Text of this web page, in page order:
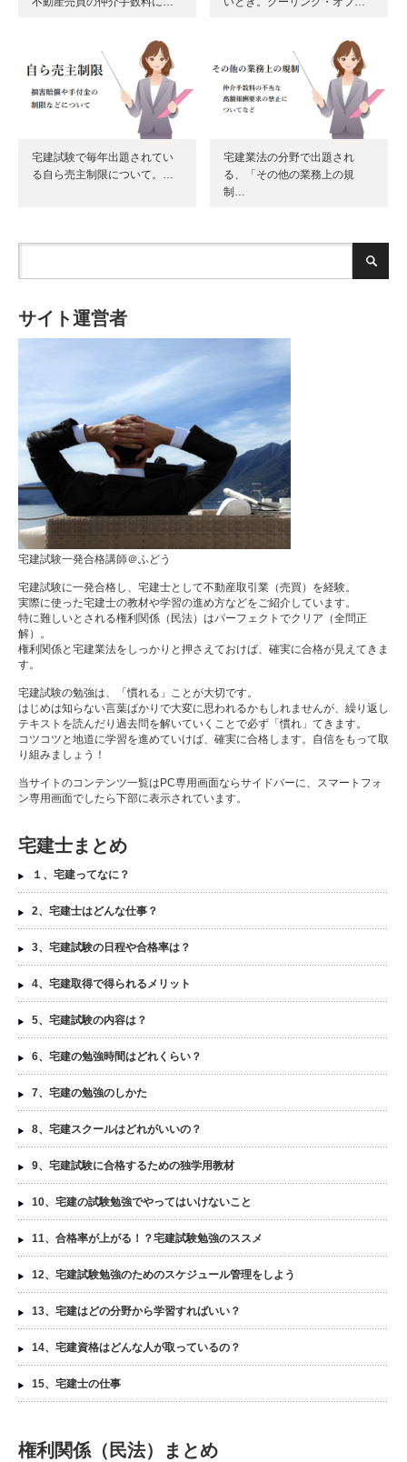
宅建試験で毎年出題されてい
る自ら売主制限について。…
宅建業法の分野で出題され
る、「その他の業務上の規
制…
サイト運営者
宅建試験一発合格講師＠ふどう
宅建試験に一発合格し、宅建士として不動産取引業（売買）を経験。
実際に使った宅建士の教材や学習の進め方などをご紹介しています。
特に難しいとされる権利関係（民法）はパーフェクトでクリア（全問正
解）。
権利関係と宅建業法をしっかりと押さえておけば、確実に合格が見えてきま
す。
宅建試験の勉強は、「慣れる」ことが大切です。
はじめは知らない言葉ばかりで大変に思われるかもしれませんが、繰り返し
テキストを読んだり過去問を解いていくことで必ず「慣れ」てきます。
コツコツと地道に学習を進めていけば、確実に合格します。自信をもって取
り組みましょう！
当サイトのコンテンツ一覧はPC専用画面ならサイドバーに、スマートフォ
ン専用画面でしたら下部に表示されています。
宅建士まとめ
１、宅建ってなに？
2、宅建士はどんな仕事？
3、宅建試験の日程や合格率は？
4、宅建取得で得られるメリット
5、宅建試験の内容は？
6、宅建の勉強時間はどれくらい？
7、宅建の勉強のしかた
8、宅建スクールはどれがいいの？
9、宅建試験に合格するための独学用教材
10、宅建の試験勉強でやってはいけないこと
11、合格率が上がる！？宅建試験勉強のススメ
12、宅建試験勉強のためのスケジュール管理をしよう
13、宅建はどの分野から学習すればいい？
14、宅建資格はどんな人が取っているの？
15、宅建士の仕事
権利関係（民法）まとめ